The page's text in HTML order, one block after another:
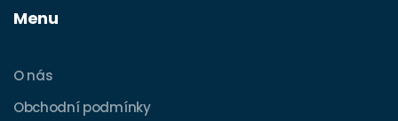
Menu
O nás
Obchodní podmínky